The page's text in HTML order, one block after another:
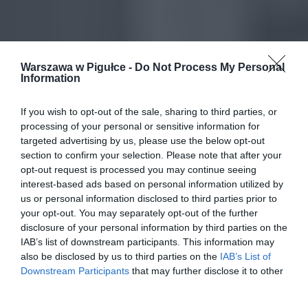
Warszawa w Pigułce - Do Not Process My Personal
Information
If you wish to opt-out of the sale, sharing to third parties, or
processing of your personal or sensitive information for
targeted advertising by us, please use the below opt-out
section to confirm your selection. Please note that after your
opt-out request is processed you may continue seeing
interest-based ads based on personal information utilized by
us or personal information disclosed to third parties prior to
your opt-out. You may separately opt-out of the further
disclosure of your personal information by third parties on the
IAB’s list of downstream participants. This information may
also be disclosed by us to third parties on the IAB’s List of
Downstream Participants that may further disclose it to other